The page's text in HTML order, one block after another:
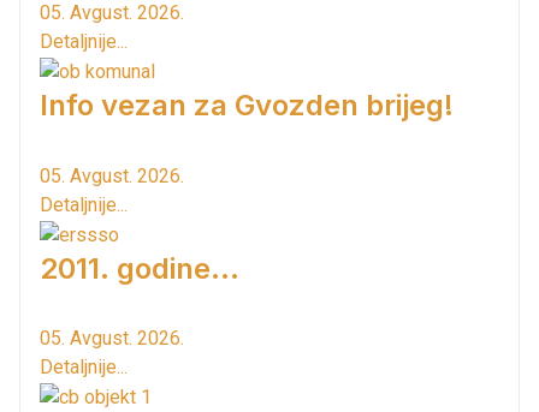
05. Avgust. 2026.
Detaljnije...
Info vezan za Gvozden brijeg!
05. Avgust. 2026.
Detaljnije...
2011. godine...
05. Avgust. 2026.
Detaljnije...